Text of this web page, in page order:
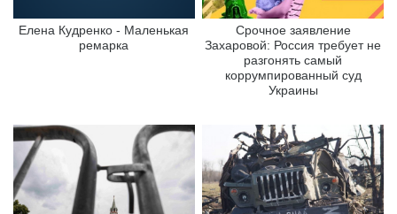
Елена Кудренко - Маленькая
ремарка
Срочное заявление
Захаровой: Россия требует не
разгонять самый
коррумпированный суд
Украины